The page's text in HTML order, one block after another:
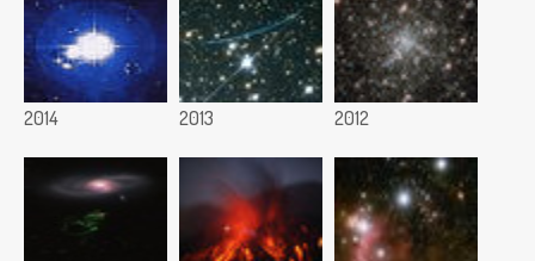
2014 2013 2012